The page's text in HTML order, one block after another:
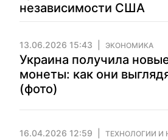
независимости США
13.06.2026 15:43 ЭКОНОМИКА
Украина получила
монеты: как они
(фото)
16.04.2026 12:59 ТЕХНОЛОГИИ И